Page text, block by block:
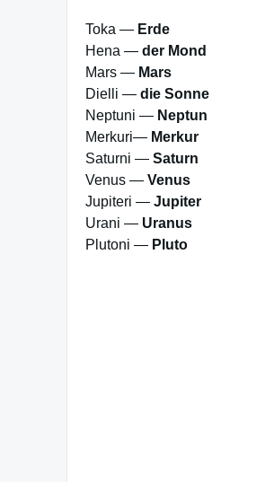
Toka — Erde
Hena — der Mond
Mars — Mars
Dielli — die Sonne
Neptuni — Neptun
Merkuri— Merkur
Saturni — Saturn
Venus — Venus
Jupiteri — Jupiter
Urani — Uranus
Plutoni — Pluto